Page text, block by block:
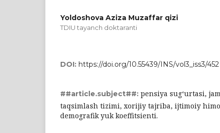
Yoldoshova Aziza Muzaffar qizi
TDIU tayanch doktaranti
DOI: https://doi.org/10.55439/INS/vol3_iss3/452
##article.subject##: pensiya sug‘urtasi,
taqsimlash tizimi, xorijiy tajriba, ijtimoiy
demografik yuk koeffitsienti.